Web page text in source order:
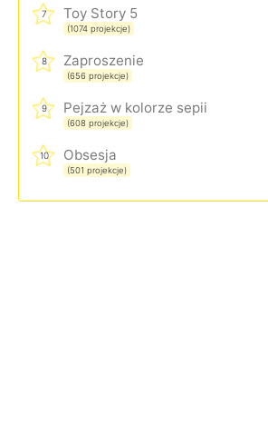
7 Toy Story 5
(1074 projekcje)
8 Zaproszenie
(656 projekcje)
9 Pejzaż w kolorze sepii
(608 projekcje)
10 Obsesja
(501 projekcje)